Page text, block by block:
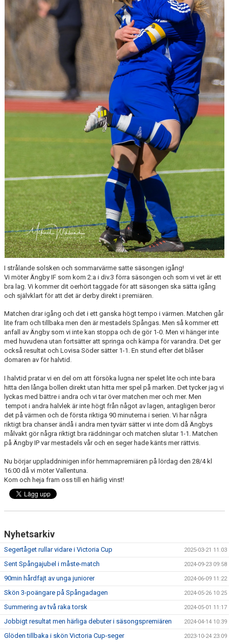
TIDIGARE SÄSONGER
I strålande solsken och sommarvärme satte säsongen igång!
Vi möter Ängby IF som kom 2:a i div.3 förra säsongen och som vi vet är ett
bra lag. Vi kommer dit oerhört taggade för att säsongen ska sätta igång
och självklart för att det är derby direkt i premiären.
Matchen drar igång och det i ett ganska högt tempo i värmen. Matchen går
lite fram och tillbaka men den är mestadels Spångas. Men så kommer ett
anfall av Ängby som vi inte kan stoppa och de gör 1-0. Men vi hänger inte
med huvudena utan fortsätter att springa och kämpa för varandra. Det ger
också resultat och Lovisa Söder sätter 1-1. En stund efter det blåser
domaren av för halvtid.
I halvtid pratar vi en del om att försöka lugna ner spelet lite och inte bara
hitta den långa bollen direkt utan hitta mer spel på marken. Det tycker jag vi
lyckas med bättre i andra och vi tar över matchen mer och mer. Men
tempot i andra halvlek är inte högt från något av lagen, antagligen beror
det på värmen och de första riktiga 90 minuterna i serien. Vi har några
riktigt bra chanser ändå i andra men tyvärr sätter vi inte dom då Ängbys
målvakt gör några riktigt bra räddningar och matchen slutar 1-1. Matchen
på Ängby IP var mestadels vår och en seger hade känts mer rättvis.
Nu börjar uppladdninigen inför hemmapremiären på lördag den 28/4 kl
16:00 då vi möter Vallentuna.
Kom och heja fram oss till en härlig vinst!
Nyhetsarkiv
Segertåget rullar vidare i Victoria Cup 2025-03-21 11:03
Sent Spångajubel i måste-match 2024-09-23 09:58
90min hårdfajt av unga juniorer 2024-06-09 11:22
Skön 3-poängare på Spångadagen 2024-05-26 10:25
Summering av två raka torsk 2024-05-01 11:17
Jobbigt resultat men härliga debuter i säsongspremiären 2024-04-14 10:39
Glöden tillbaka i skön Victoria Cup-seger 2023-10-24 23:09